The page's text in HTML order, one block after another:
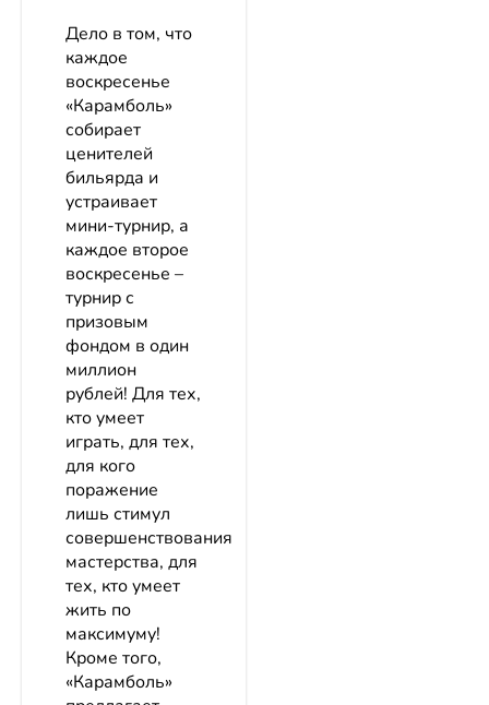
Дело в том, что
каждое
воскресенье
«Карамболь»
собирает
ценителей
бильярда и
устраивает
мини-турнир, а
каждое второе
воскресенье –
турнир с
призовым
фондом в один
миллион
рублей! Для тех,
кто умеет
играть, для тех,
для кого
поражение
лишь стимул
совершенствования
мастерства, для
тех, кто умеет
жить по
максимуму!
Кроме того,
«Карамболь»